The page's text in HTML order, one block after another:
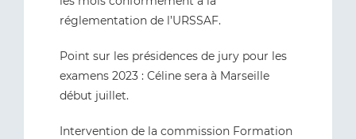
réglementation de l’URSSAF.
Point sur les présidences de jury pour les
examens 2023 : Céline sera à Marseille
début juillet.
Intervention de la commission Formation